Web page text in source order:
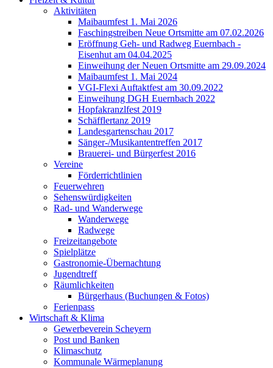
Aktivitäten
Maibaumfest 1. Mai 2026
Faschingstreiben Neue Ortsmitte am 07.02.2026
Eröffnung Geh- und Radweg Euernbach -
Eisenhut am 04.04.2025
Einweihung der Neuen Ortsmitte am 29.09.2024
Maibaumfest 1. Mai 2024
VGI-Flexi Auftaktfest am 30.09.2022
Einweihung DGH Euernbach 2022
Hopfakranzlfest 2019
Schäfflertanz 2019
Landesgartenschau 2017
Sänger-/Musikantentreffen 2017
Brauerei- und Bürgerfest 2016
Vereine
Förderrichtlinien
Feuerwehren
Sehenswürdigkeiten
Rad- und Wanderwege
Wanderwege
Radwege
Freizeitangebote
Spielplätze
Gastronomie-Übernachtung
Jugendtreff
Räumlichkeiten
Bürgerhaus (Buchungen & Fotos)
Ferienpass
Wirtschaft & Klima
Gewerbeverein Scheyern
Post und Banken
Klimaschutz
Kommunale Wärmeplanung